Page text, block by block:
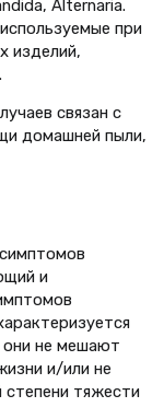
Alternaria.
при
изделий,
связан с
домашней пыли,
и
они не мешают
и/или не
степени тяжести